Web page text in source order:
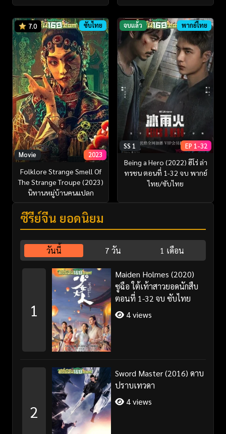
7.0 ซับไทย
Movie 2023
Folklore Strange Smell Of
The Strange Troupe (2023)
นิทานหมู่บ้านคนแปลก
จบแล้ว พากย์ไทย
SS 1 EP 1-32
Being a Hero (2022) ฮีโร่ ล่า
ทรชน ตอนที่ 1-32 จบ พากย์
ไทย/ซับไทย
ซีรี่ย์จีน ยอดนิยม
วันนี้ 7 วัน 1 เดือน
1
Maiden Holmes (2020)
ซูฉือ ใต้เท้าสาวยอดนักสืบ
ตอนที่ 1-32 จบ ซับไทย
4 views
2
Sword Master (2016) ดาบ
ปราบเทวดา
4 views